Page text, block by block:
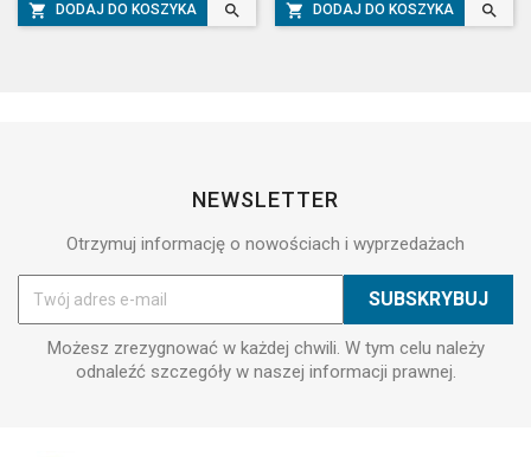
 DODAJ DO KOSZYKA   DODAJ DO KOSZYKA 
NEWSLETTER
Otrzymuj informację o nowościach i wyprzedażach
Możesz zrezygnować w każdej chwili. W tym celu należy
odnaleźć szczegóły w naszej informacji prawnej.